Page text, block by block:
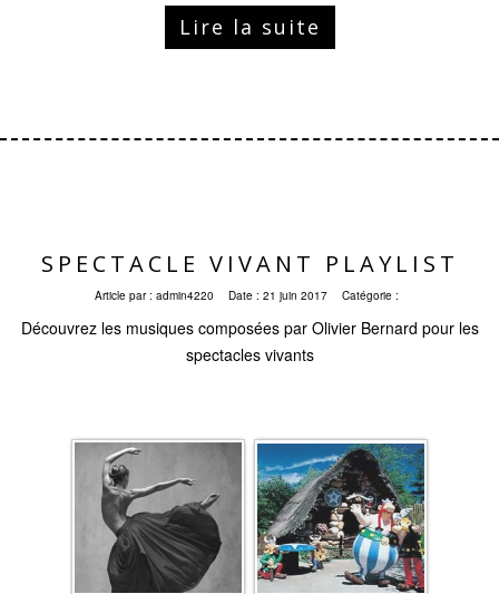
Lire la suite
SPECTACLE VIVANT PLAYLIST
Article par : admin4220 Date : 21 juin 2017 Catégorie :
Découvrez les musiques composées par Olivier Bernard pour les
spectacles vivants